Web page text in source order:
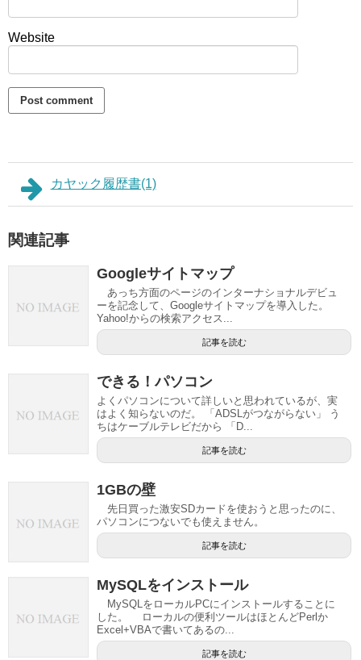
Website
カヤック履歴書(1)
関連記事
Googleサイトマップ
あっち方面のページのインターナショナルデビュ
ーを記念して、Googleサイトマップを導入した。
Yahoo!からの検索アクセス...
記事を読む
できる！パソコン
よくパソコンについて詳しいと思われているが、実
はよく知らないのだ。 「ADSLがつながらない」 う
ちはケーブルテレビだから 「D...
記事を読む
1GBの壁
先日買った激安SDカードを使おうと思ったのに、
パソコンにつないでも使えません。
記事を読む
MySQLをインストール
MySQLをローカルPCにインストールすることに
した。 ローカルの便利ツールはほとんどPerlか
Excel+VBAで書いてあるの...
記事を読む